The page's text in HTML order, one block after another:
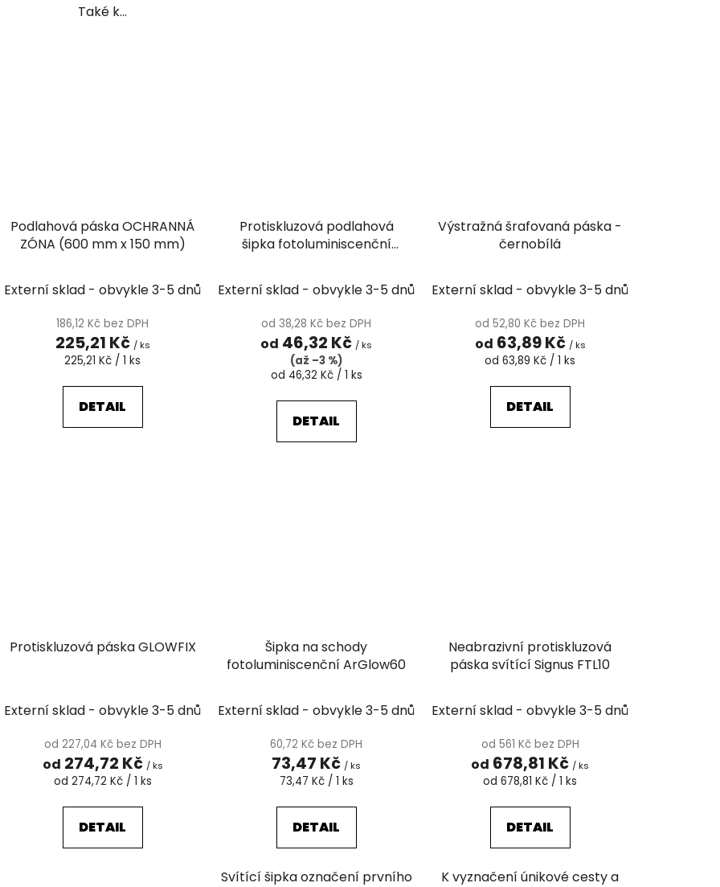
Také k...
Podlahová páska OCHRANNÁ
ZÓNA (600 mm x 150 mm)
Externí sklad - obvykle 3-5 dnů
186,12 Kč bez DPH
225,21 Kč / ks
Měrná
225,21 Kč / 1 ks
DETAIL
Protiskluzová podlahová
šipka fotoluminiscenční
Externí sklad - obvykle 3-5 dnů
od 38,28 Kč bez DPH
od 46,32 Kč / ks
(až –3 %)
Měrná
od 46,32 Kč / 1 ks
DETAIL
Výstražná šrafovaná páska -
černobílá
Externí sklad - obvykle 3-5 dnů
od 52,80 Kč bez DPH
od 63,89 Kč / ks
Měrná
od 63,89 Kč / 1 ks
DETAIL
Protiskluzová páska GLOWFIX
Externí sklad - obvykle 3-5 dnů
od 227,04 Kč bez DPH
od 274,72 Kč / ks
Měrná
od 274,72 Kč / 1 ks
DETAIL
Šipka na schody
fotoluminiscenční ArGlow60
Externí sklad - obvykle 3-5 dnů
60,72 Kč bez DPH
73,47 Kč / ks
Měrná
73,47 Kč / 1 ks
DETAIL
Svítící šipka označení prvního
Neabrazivní protiskluzová
páska svítící Signus FTL10
Externí sklad - obvykle 3-5 dnů
od 561 Kč bez DPH
od 678,81 Kč / ks
Měrná
od 678,81 Kč / 1 ks
DETAIL
K vyznačení únikové cesty a